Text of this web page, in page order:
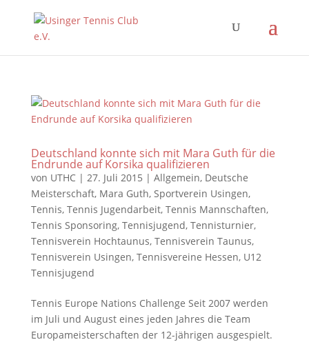
Deutschland konnte sich mit Mara Guth für die
Endrunde auf Korsika qualifizieren
von UTHC| 27. Juli 2015 | Allgemein, Deutsche
Meisterschaft, Mara Guth, Sportverein Usingen,
Tennis, Tennis Jugendarbeit, Tennis Mannschaften,
Tennis Sponsoring, Tennisjugend, Tennisturnier,
Tennisverein Hochtaunus, Tennisverein Taunus,
Tennisverein Usingen, Tennisvereine Hessen, U12
Tennisjugend
Tennis Europe Nations Challenge Seit 2007 werden
im Juli und August eines jeden Jahres die Team
Europameisterschaften der 12-jährigen ausgespielt.